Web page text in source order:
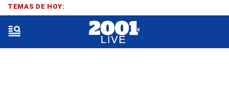
TEMAS DE HOY: